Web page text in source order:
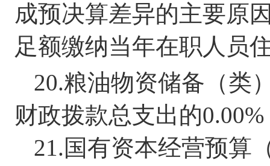
成预决算差异的主要原
足额缴纳当年在职人员
20.粮油物资储备（类
财政拨款总支出的0.00%
21.国有资本经营预算